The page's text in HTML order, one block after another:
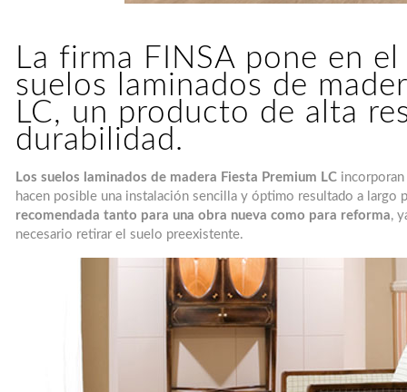
La firma FINSA pone en
suelos laminados de
LC, un producto de alta
durabilidad.
Los suelos laminados de madera Fiesta Premium LC
hacen posible una instalación sencilla y óptimo resultado a largo
recomendada tanto para una obra nueva como para reforma,
necesario retirar el suelo preexistente.